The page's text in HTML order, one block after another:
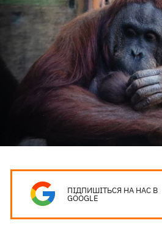
ПІДПИШІТЬСЯ НА НАС В
GOOGLE